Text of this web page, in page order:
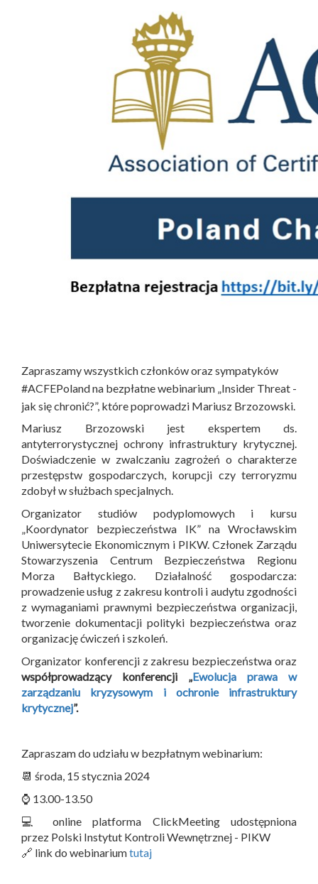
Zapraszamy wszystkich członków oraz sympatyków
#ACFEPoland na bezpłatne webinarium „Insider Threat -
jak się chronić?”, które poprowadzi Mariusz Brzozowski.
Mariusz Brzozowski jest ekspertem ds.
antyterrorystycznej ochrony infrastruktury krytycznej.
Doświadczenie w zwalczaniu zagrożeń o charakterze
przestępstw gospodarczych, korupcji czy terroryzmu
zdobył w służbach specjalnych.
Organizator studiów podyplomowych i kursu
„Koordynator bezpieczeństwa IK” na Wrocławskim
Uniwersytecie Ekonomicznym i PIKW. Członek Zarządu
Stowarzyszenia Centrum Bezpieczeństwa Regionu
Morza Bałtyckiego. Działalność gospodarcza:
prowadzenie usług z zakresu kontroli i audytu zgodności
z wymaganiami prawnymi bezpieczeństwa organizacji,
tworzenie dokumentacji polityki bezpieczeństwa oraz
organizację ćwiczeń i szkoleń.
Organizator konferencji z zakresu bezpieczeństwa oraz
współprowadzący konferencji „Ewolucja prawa w
zarządzaniu kryzysowym i ochronie infrastruktury
krytycznej”.
Zapraszam do udziału w bezpłatnym webinarium:
📆 środa, 15 stycznia 2024
⌚ 13.00-13.50
💻 online platforma ClickMeeting udostępniona
przez Polski Instytut Kontroli Wewnętrznej - PIKW
🔗 link do webinariumtutaj